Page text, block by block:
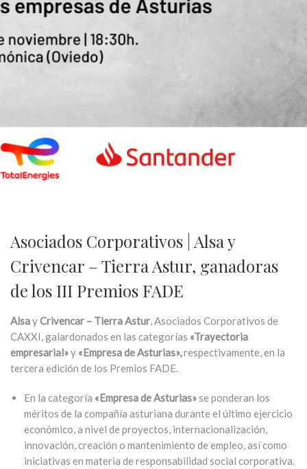
Asociados Corporativos | Alsa y
Crivencar – Tierra Astur, ganadoras
de los III Premios FADE
AlsayCrivencar – Tierra Astur, Asociados Corporativos de
CAXXI, galardonados en las categorías «Trayectoria
empresarial»y «Empresa de Asturias»,respectivamente, en la
tercera edición de los Premios FADE.
En la categoría «Empresa de Asturias»se ponderan los
méritos de la compañía asturiana durante el último ejercicio
económico, a nivel de proyectos, internacionalización,
innovación, creación o mantenimiento de empleo, así como
iniciativas en materia de responsabilidad social corporativa.